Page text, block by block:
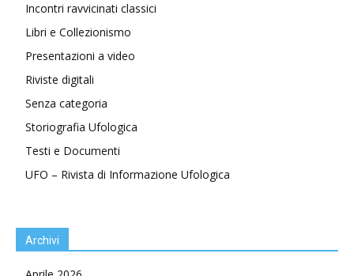
Incontri ravvicinati classici
Libri e Collezionismo
Presentazioni a video
Riviste digitali
Senza categoria
Storiografia Ufologica
Testi e Documenti
UFO – Rivista di Informazione Ufologica
Archivi